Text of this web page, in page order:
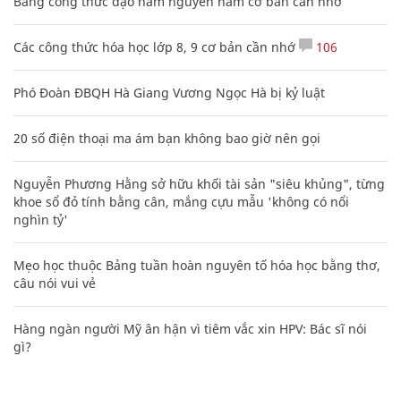
Các công thức hóa học lớp 8, 9 cơ bản cần nhớ 106
Phó Đoàn ĐBQH Hà Giang Vương Ngọc Hà bị kỷ luật
20 số điện thoại ma ám bạn không bao giờ nên gọi
Nguyễn Phương Hằng sở hữu khối tài sản "siêu khủng", từng
khoe sổ đỏ tính bằng cân, mắng cựu mẫu 'không có nổi
nghìn tỷ'
Mẹo học thuộc Bảng tuần hoàn nguyên tố hóa học bằng thơ,
câu nói vui vẻ
Hàng ngàn người Mỹ ân hận vì tiêm vắc xin HPV: Bác sĩ nói
gì?